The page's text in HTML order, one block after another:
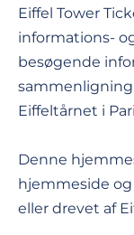
Eiffel Tower
informations-
besøgende
Eiffeltårnet i
Denne
hjemmeside
eller drevet af